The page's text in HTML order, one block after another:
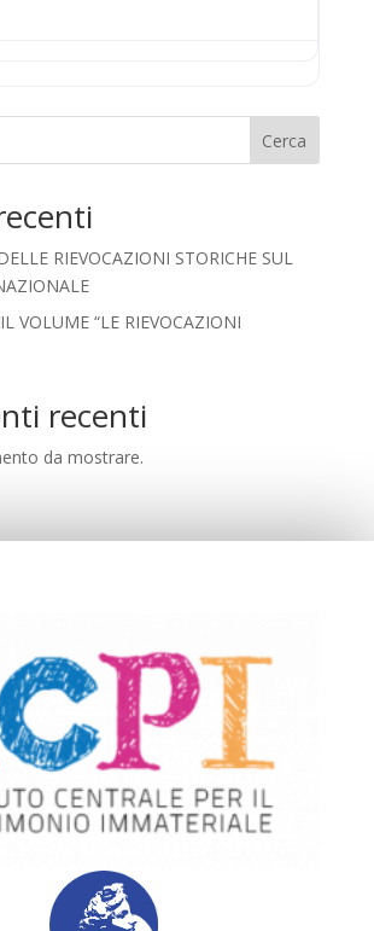
Cerca
RIEVOCAZIONI STORICHE SUL
VOLUME “LE RIEVOCAZIONI
recenti
da mostrare.